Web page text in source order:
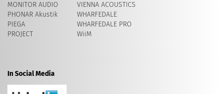
MONITOR AUDIO
PHONAR Akustik
PIEGA
PROJECT
VIENNA ACOUSTICS
WHARFEDALE
WHARFEDALE PRO
WiiM
In Social Media